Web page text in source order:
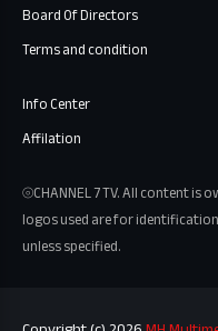
Board Of Directors
Terms and condition
Info Center
Affilation
⦾CHANNEL 7 TV. All content is
logos used are for
unless specified.